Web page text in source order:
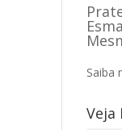
Saiba
Veja